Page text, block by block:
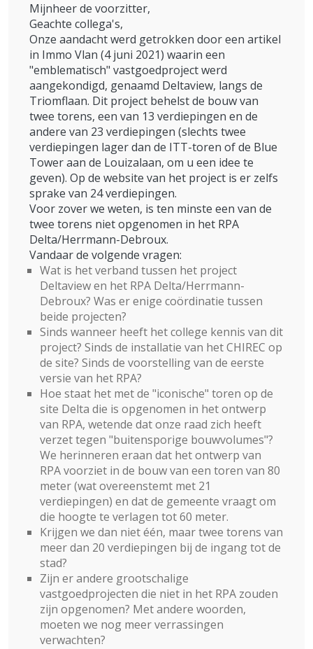
Mijnheer de voorzitter,
Geachte collega's,
Onze aandacht werd getrokken door een artikel
in Immo Vlan (4 juni 2021) waarin een
"emblematisch" vastgoedproject werd
aangekondigd, genaamd Deltaview, langs de
Triomflaan. Dit project behelst de bouw van
twee torens, een van 13 verdiepingen en de
andere van 23 verdiepingen (slechts twee
verdiepingen lager dan de ITT-toren of de Blue
Tower aan de Louizalaan, om u een idee te
geven). Op de website van het project is er zelfs
sprake van 24 verdiepingen.
Voor zover we weten, is ten minste een van de
twee torens niet opgenomen in het RPA
Delta/Herrmann-Debroux.
Vandaar de volgende vragen:
Wat is het verband tussen het project
Deltaview en het RPA Delta/Herrmann-
Debroux? Was er enige coördinatie tussen
beide projecten?
Sinds wanneer heeft het college kennis van dit
project? Sinds de installatie van het CHIREC op
de site? Sinds de voorstelling van de eerste
versie van het RPA?
Hoe staat het met de "iconische" toren op de
site Delta die is opgenomen in het ontwerp
van RPA, wetende dat onze raad zich heeft
verzet tegen "buitensporige bouwvolumes"?
We herinneren eraan dat het ontwerp van
RPA voorziet in de bouw van een toren van 80
meter (wat overeenstemt met 21
verdiepingen) en dat de gemeente vraagt om
die hoogte te verlagen tot 60 meter.
Krijgen we dan niet één, maar twee torens van
meer dan 20 verdiepingen bij de ingang tot de
stad?
Zijn er andere grootschalige
vastgoedprojecten die niet in het RPA zouden
zijn opgenomen? Met andere woorden,
moeten we nog meer verrassingen
verwachten?